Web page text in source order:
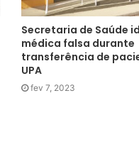
Secretaria de Saúde
médica falsa durante
transferência de
UPA
fev 7, 2023